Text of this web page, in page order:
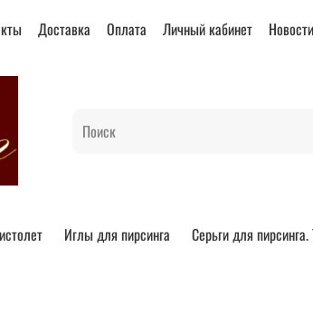
Доставка Оплата Личный кабинет
Иглы для пирсинга Серьги для